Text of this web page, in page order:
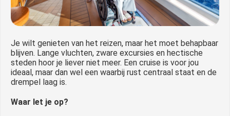
Je wilt genieten van het reizen, maar het moet behapbaar
blijven. Lange vluchten, zware excursies en hectische
steden hoor je liever niet meer. Een cruise is voor jou
ideaal, maar dan wel een waarbij rust centraal staat en de
drempel laag is.
Waar let je op?